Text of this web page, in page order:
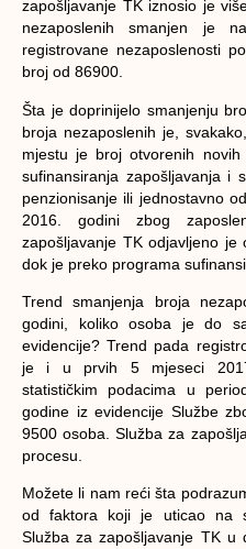
zapošljavanje TK iznosio je
nezaposlenih smanjen je
registrovane nezaposlenosti
broj od 86900.
Šta je doprinijelo smanjenju
broja nezaposlenih je,
mjestu je broj otvorenih
sufinansiranja zapošljavanja i
penzionisanje ili jednostavno
2016. godini zbog
zapošljavanje TK odjavljeno je
dok je preko programa
Trend smanjenja broja
godini, koliko osoba je do
evidencije? Trend pada
je i u prvih 5 mjeseci
statističkim podacima u
godine iz evidencije Službe
9500 osoba. Služba za
procesu.
Možete li nam reći šta
od faktora koji je uticao na
Služba za zapošljavanje TK u